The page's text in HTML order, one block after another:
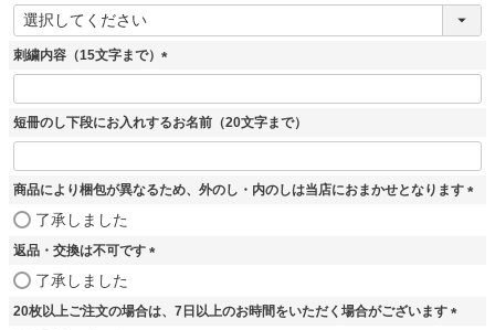
(
必
須
刺繍内容（15文字まで）
(
必
須
)
短冊のし下段にお入れするお名前（20文字まで）
商品により梱包が異なるため、外のし・内のしは当店におまかせとなります
了承しました
返品・交換は不可です
須
了承しました
20枚以上ご注文の場合は、7日以上のお時間をいただく場合がございます